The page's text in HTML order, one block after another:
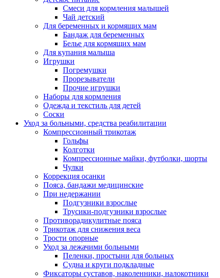
Смеси для кормления малышей
Чай детский
Для беременных и кормящих мам
Бандаж для беременных
Белье для кормящих мам
Для купания малыша
Игрушки
Погремушки
Прорезыватели
Прочие игрушки
Наборы для кормления
Одежда и текстиль для детей
Соски
Уход за больными, средства реабилитации
Компрессионный трикотаж
Гольфы
Колготки
Компрессионные майки, футболки, шорты
Чулки
Коррекция осанки
Пояса, бандажи медицинские
При недержании
Подгузники взрослые
Трусики-подгузники взрослые
Противорадикулитные пояса
Трикотаж для снижения веса
Трости опорные
Уход за лежачими больными
Пеленки, простыни для больных
Судна и круги подкладные
Фиксаторы суставов, наколенники, налокотники